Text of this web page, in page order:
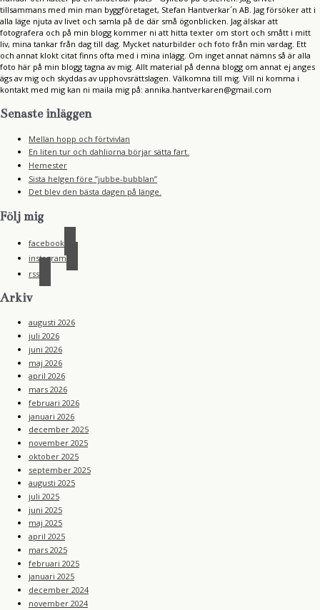
tillsammans med min man byggföretaget, Stefan Hantverkar´n AB. Jag försöker att i
alla läge njuta av livet och samla på de där små ögonblicken. Jag älskar att
fotografera och på min blogg kommer ni att hitta texter om stort och smått i mitt
liv, mina tankar från dag till dag. Mycket naturbilder och foto från min vardag. Ett
och annat klokt citat finns ofta med i mina inlägg. Om inget annat nämns så är alla
foto här på min blogg tagna av mig. Allt material på denna blogg om annat ej anges
ägs av mig och skyddas av upphovsrättslagen. Välkomna till mig. Vill ni komma i
kontakt med mig kan ni maila mig på: annika.hantverkaren@gmail.com
Senaste inläggen
Mellan hopp och förtvivlan
En liten tur och dahliorna börjar sätta fart.
Hemester
Sista helgen före ”jubbe-bubblan”
Det blev den bästa dagen på länge.
Följ mig
facebook
instagram
rss
Arkiv
augusti 2026
juli 2026
juni 2026
maj 2026
april 2026
mars 2026
februari 2026
januari 2026
december 2025
november 2025
oktober 2025
september 2025
augusti 2025
juli 2025
juni 2025
maj 2025
april 2025
mars 2025
februari 2025
januari 2025
december 2024
november 2024